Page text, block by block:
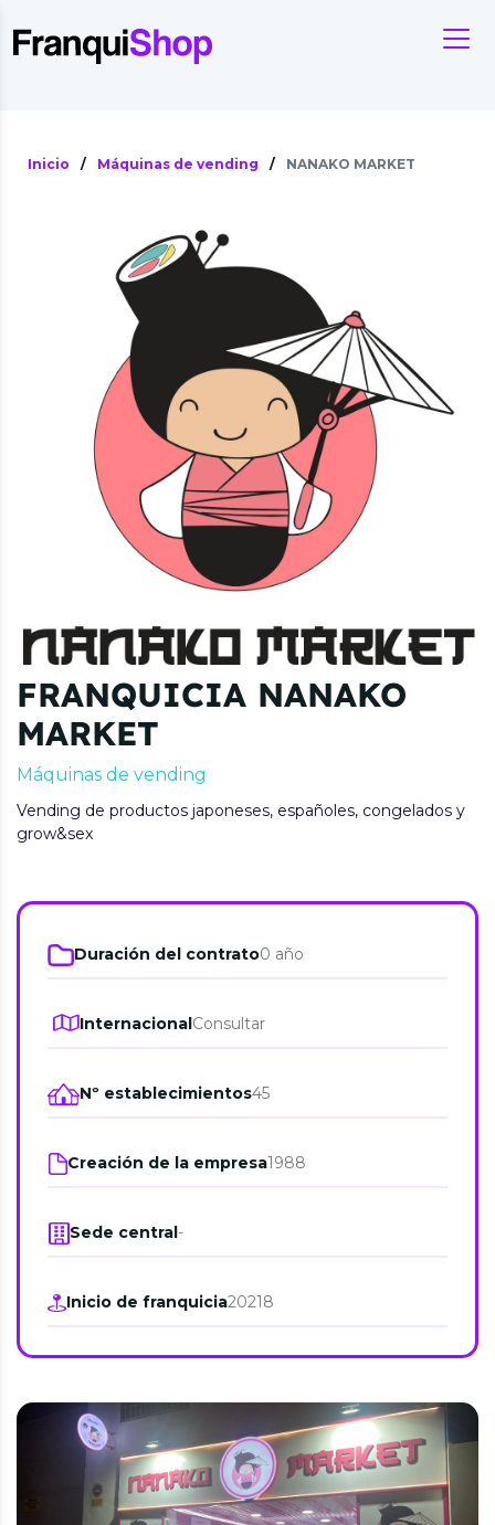
Inicio / Máquinas de vending / NANAKO MARKET
FRANQUICIA NANAKO
MARKET
Máquinas de vending
Vending de productos japoneses, españoles, congelados y
grow&sex
Duración del contrato0 año
InternacionalConsultar
Nº establecimientos45
Creación de la empresa1988
Sede central-
Inicio de franquicia20218